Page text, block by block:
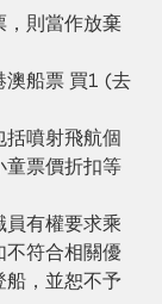
，則當作放棄
澳船票 買1 (去
噴射飛航個
童票價折扣等
員有權要求乘
不符合相關優
船，並恕不予